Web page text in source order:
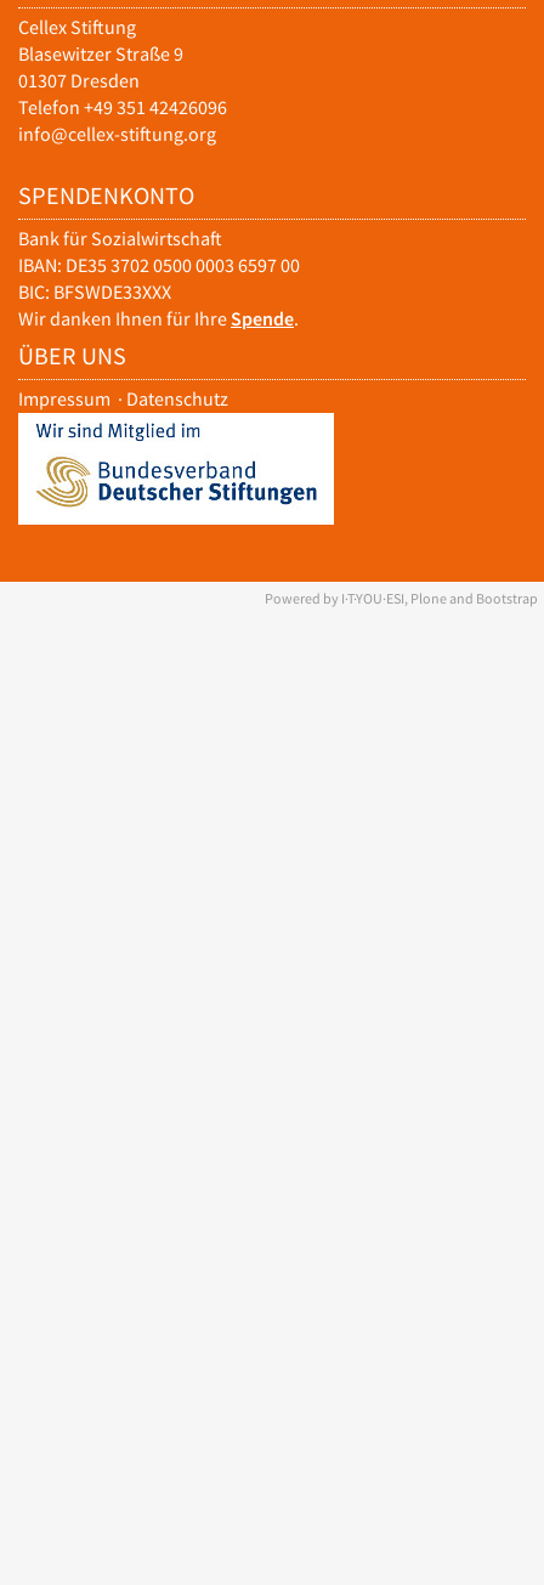
Cellex Stiftung
Blasewitzer Straße 9
01307 Dresden
Telefon +49 351 42426096
info@cellex-stiftung.org
SPENDENKONTO
Bank für Sozialwirtschaft
IBAN: DE35 3702 0500 0003 6597 00
BIC: BFSWDE33XXX
Wir danken Ihnen für IhreSpende.
ÜBER UNS
Impressum · Datenschutz
Powered by I·T·YOU·ESI, Plone and Bootstrap